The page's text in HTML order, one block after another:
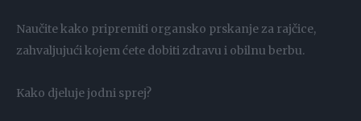
Naučite kako pripremiti organsko prskanje za rajčice,
zahvaljujući kojem ćete dobiti zdravu i obilnu berbu.
Kako djeluje jodni sprej?